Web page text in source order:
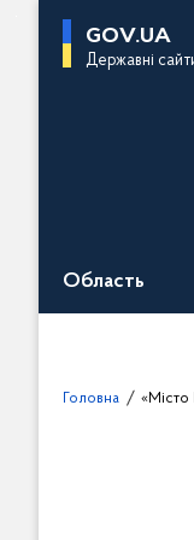
GOV.UA
Державні
Область
Головна «Місто